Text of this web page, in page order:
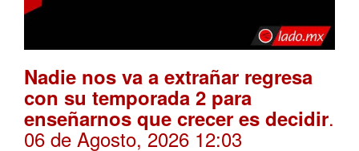
Nadie nos va a extrañar regresa
con su temporada 2 para
enseñarnos que crecer es decidir.
06 de Agosto, 2026 12:03